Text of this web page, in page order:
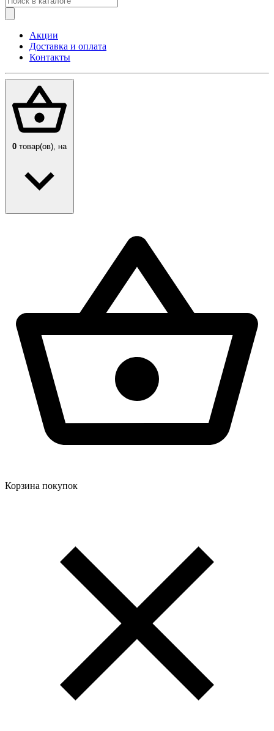
Акции
Доставка и оплата
Контакты
0 товар(ов), на
Корзина покупок